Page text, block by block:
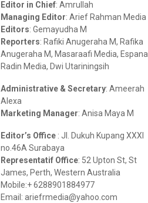
r
:
R
H
Editor in Chief: Amrullah
Managing Editor: Arief Rahman Media
Editors: Gemayudha M
Reporters: Rafiki Anugeraha M, Rafika
Anugeraha M, Masaraafi Media, Espana
Radin Media, Dwi Utariningsih
Administrative & Secretary: Ameerah
Alexa
Marketing Manager: Anisa Maya M
Editor’s Office : Jl. Dukuh Kupang XXXI
no.46A Surabaya
Representatif Office: 52 Upton St, St
James, Perth, Western Australia
Mobile:+ 6288901884977
Email: ariefrmedia@yahoo.com